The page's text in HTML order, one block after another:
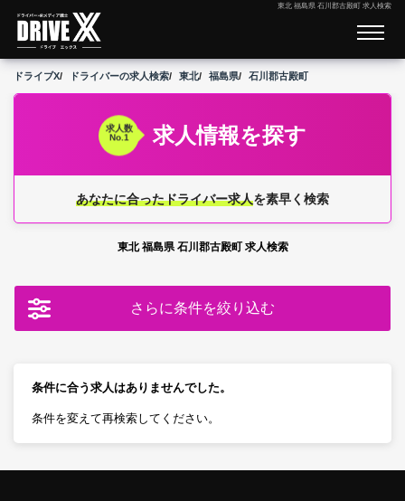
東北 福島県 石川郡古殿町 求人検索
ドライブX ドライバーの求人検索 東北 福島県 石川郡古殿町
求人数
No.1
求人情報を探す
あなたに合ったドライバー求人を素早く検索
東北 福島県 石川郡古殿町 求人検索
さらに条件を絞り込む
条件に合う求人はありませんでした。
条件を変えて再検索してください。